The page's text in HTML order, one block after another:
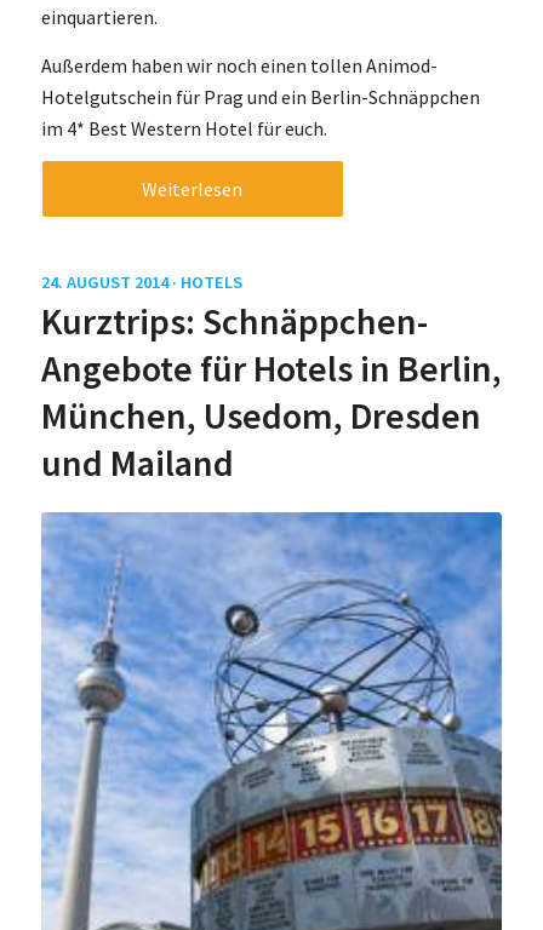
einquartieren.
Außerdem haben wir noch einen tollen Animod-
Hotelgutschein für Prag und ein Berlin-Schnäppchen
im 4* Best Western Hotel für euch.
Weiterlesen
24. AUGUST 2014 · HOTELS
Kurztrips: Schnäppchen-
Angebote für Hotels in Berlin,
München, Usedom, Dresden
und Mailand